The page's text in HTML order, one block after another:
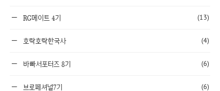
RG메이트 4기 (13)
호락호락한국사 (4)
바빠서포터즈 8기 (6)
브로페셔널7기 (6)